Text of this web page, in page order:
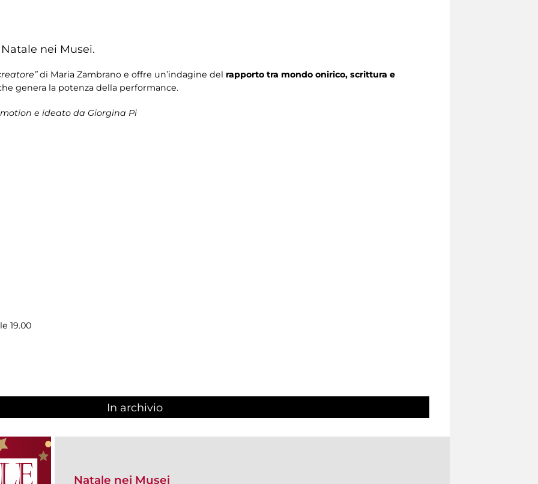
nei Musei.
di Maria Zambrano e offre un’indagine del rapporto tra mondo onirico, scrittura e
genera la potenza della performance.
e ideato da Giorgina Pi
19.00
In archivio
Natale nei Musei